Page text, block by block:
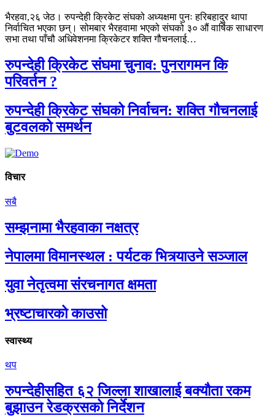
भैरहवा,२६ जेठ। रुपन्देही क्रिकेट संघको अध्यक्षमा पुनः हरिबहादुर थापा
निर्वाचित भएका छन्। सोमबार भैरहवामा भएको संघको ३० औं वार्षिक साधारण
सभा तथा पाँचौ अधिवेशनमा क्रिकेटर शक्ति गौचनलाई…
रुपन्देही क्रिकेट संघमा चुनाव: पुनरागमन कि
परिवर्तन ?
रुपन्देही क्रिकेट संघको निर्वाचन: शक्ति गौचनलाई
बुटवलको समर्थन
विचार
सबै
सम्झनामा भैरहवाका नक्षत्र
नेपालमा विमानस्थल : पर्यटक भित्र्याउने सञ्जाल
युवा नेतृत्वमा संरचनागत क्षमता
भ्रष्टाचारको काउसो
स्वास्थ्य
थप
रुपन्देहीसहित ६२ जिल्ला शाखालाई बक्यौता रकम
बुझाउन रेडक्रसको निर्देशन